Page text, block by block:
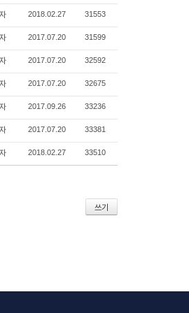
2018.02.27 31553
2017.07.20 31599
2017.07.20 32592
2017.07.20 32675
2017.09.26 33236
2017.07.20 33381
2018.02.27 33510
쓰기